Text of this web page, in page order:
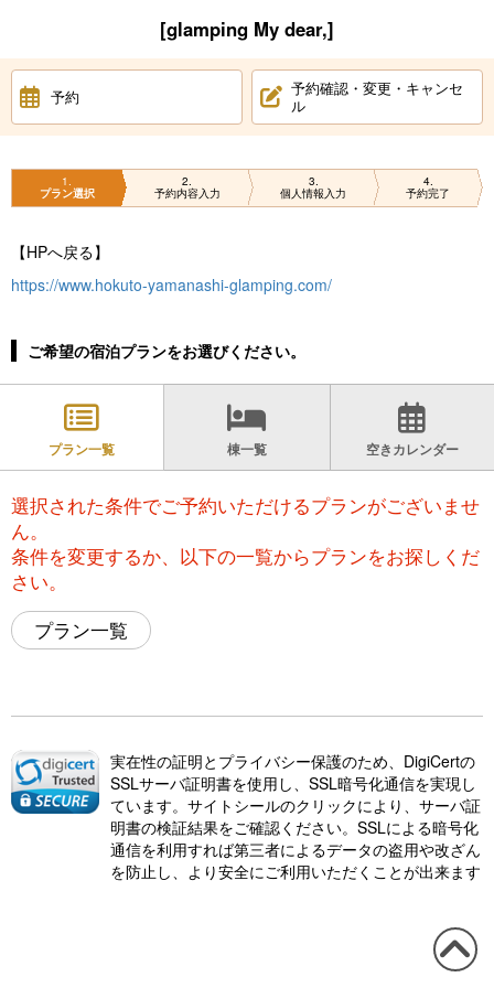
[glamping My dear,]
予約
予約確認・変更・キャンセ
ル
1
プラン選択
2
予約内容入力
3
個人情報入力
4
予約完了
【HPへ戻る】
https://www.hokuto-yamanashi-glamping.com/
ご希望の宿泊プランをお選びください。
プラン一覧 棟一覧 空きカレンダー
選択された条件でご予約いただけるプランがございませ
ん。
条件を変更するか、以下の一覧からプランをお探しくだ
さい。
プラン一覧
実在性の証明とプライバシー保護のため、DigiCertの
SSLサーバ証明書を使用し、SSL暗号化通信を実現し
ています。サイトシールのクリックにより、サーバ証
明書の検証結果をご確認ください。SSLによる暗号化
通信を利用すれば第三者によるデータの盗用や改ざん
を防止し、より安全にご利用いただくことが出来ます